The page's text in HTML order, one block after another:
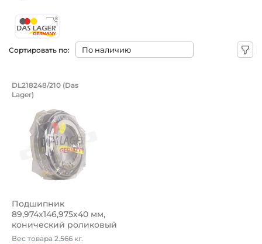
Сортировать по:
Подшипник 89,974х146,975х40 мм,
Подшипник DL218248/218210 Das Lager конический
DL218248/210 (Das
Lager)
Подшипник
89,974х146,975х40 мм,
конический роликовый
однорядный на вал ...
Вес товара 2.566 кг.